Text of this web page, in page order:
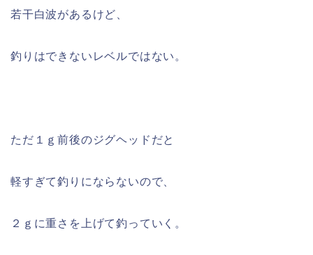
若干白波があるけど、
釣りはできないレベルではない。
ただ１ｇ前後のジグヘッドだと
軽すぎて釣りにならないので、
２ｇに重さを上げて釣っていく。